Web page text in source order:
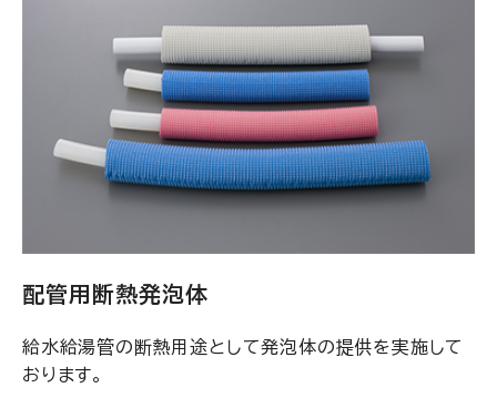
配管用断熱発泡体
給水給湯管の断熱用途として発泡体の提供を実施して
おります。